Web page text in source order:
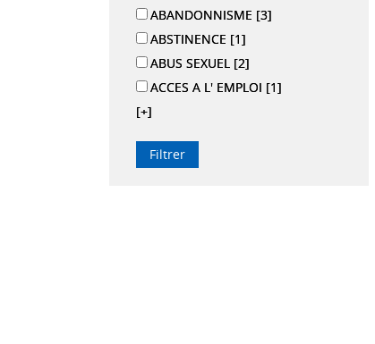
ABANDONNISME [3]
ABSTINENCE [1]
ABUS SEXUEL [2]
ACCES A L' EMPLOI [1]
[+]